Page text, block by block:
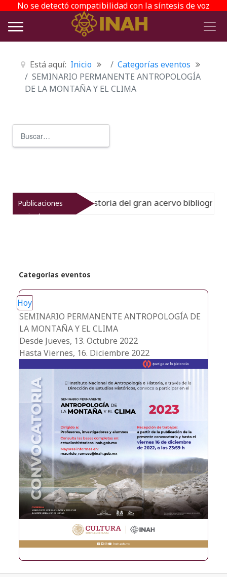
No se detectó compatibilidad con la síntesis de voz
Está aquí: Inicio
Categorías eventos
SEMINARIO PERMANENTE ANTROPOLOGÍA
DE LA MONTAÑA Y EL CLIMA
Publicaciones
recientes
muestra la historia del gran acervo bibliográfico
Categorías eventos
Hoy
SEMINARIO PERMANENTE ANTROPOLOGÍA DE
LA MONTAÑA Y EL CLIMA
Desde Jueves, 13. Octubre 2022
Hasta Viernes, 16. Diciembre 2022